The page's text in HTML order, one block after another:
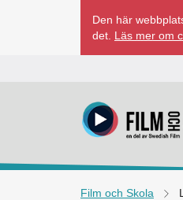
Den här
det. Läs mer om
Film och Skola